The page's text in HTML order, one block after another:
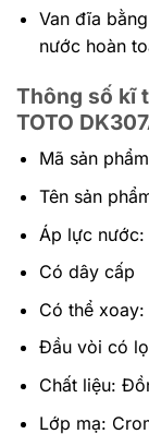
Van đĩa
nước hoàn
Thông số kĩ
TOTO
Mã sản
Tên sản
Áp lực nước:
Có dây cấp
Có thể xoay:
Đầu vòi có
Chất liệu:
Lớp mạ: